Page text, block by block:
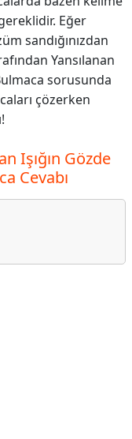
Eğer
sandığınızdan
Yansılanan
sorusunda
çözerken
Işığın Gözde
Cevabı